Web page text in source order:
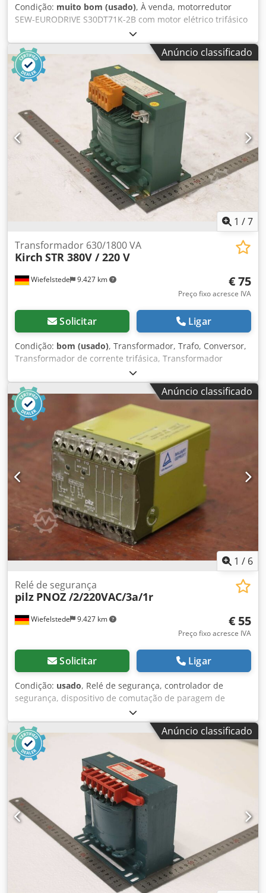
Condição: muito bom (usado), À venda, motorredutor
SEW-EURODRIVE S30DT71K-2B com motor elétrico trifásico
e travão integrado. O equipamento está em perfeitas
condições de funcionamento, testado e pronto para uso. O
estado técnico e visual é bom. Apresenta sinais normais de
utilização decorrentes do uso. O motorredutor é ideal para
aplicações em transportadores, alimentadores, máquinas
de produção, equipamentos de embalagem e outras
aplicações industriais. Dados técnicos: Fabricante: SEW-
EURODRIVE Tipo: S30DT71K-2B Potência do motor: 0,25 kW
Velocidade do motor: 2700 rpm Velocidade de saída: 185
rpm Torque de saída: 10 Nm Alimentação: 220 V Δ / 380 V Y
Frequência: 50 Hz Corrente nominal: 1,7 / 0,98 A Fator de
potência: cos φ 0,85 Grau de proteção: IP44 Classe de
isolamento: B Travão: 220 V Torque do travão: 2,5 Nm
Dodpfx Ansznd Sdozeck Execução: B6AB Lubrificante:
Mobil Glygoyle 30 País de fabricação: Alemanha
Anúncio classificado
1 /7
Wiefelstede 9.427 km
Transformador 630/1800 VA
Kirch STR 380V / 220 V
€ 75
Preço fixo acresce IVA
Solicitar Ligar
Condição: bom (usado), Transformador, Trafo, Conversor,
Transformador de corrente trifásica, Transformador
trifásico, Transformador de corrente alternada trifásica,
Transformador monofásico, Transformador de comando
Dodszi S Ipjpfx Anzock -Fabricante: Günter Kirch,
Transformador de comando, Tipo STR -Potência: 630/1800
VA -Tensão: 380V / 220 V -Dados técnicos: consultar foto da
placa de identificação -Dimensões: 150/115/A145 mm -
Peso: 7,7 kg
Anúncio classificado
1 / 6
Wiefelstede 9.427 km
Relé de segurança
pilz PNOZ /2/220VAC/3a/1r
€ 55
Preço fixo acresce IVA
Solicitar Ligar
Condição: usado, Relé de segurança, controlador de
segurança, dispositivo de comutação de paragem de
emergência, dispositivo de comutação, sensor de
segurança, dispositivo de comutação de segurança,
dispositivo de avaliação Dsdotxkplopfx Anzeck -Fabricante:
pilz, relé de segurança dispositivo de comutação de
segurança -Tipo: PNOZ /2/220VAC/3a/1r .: 474750 -
Quantidade: 1x relé disponível -Dimensões: 110/90/H80
mm -Peso: 0,7 kg
Anúncio classificado